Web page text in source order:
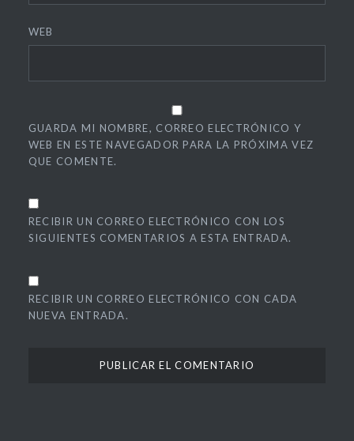
WEB
GUARDA MI NOMBRE, CORREO ELECTRÓNICO Y
WEB EN ESTE NAVEGADOR PARA LA PRÓXIMA VEZ
QUE COMENTE.
RECIBIR UN CORREO ELECTRÓNICO CON LOS
SIGUIENTES COMENTARIOS A ESTA ENTRADA.
RECIBIR UN CORREO ELECTRÓNICO CON CADA
NUEVA ENTRADA.